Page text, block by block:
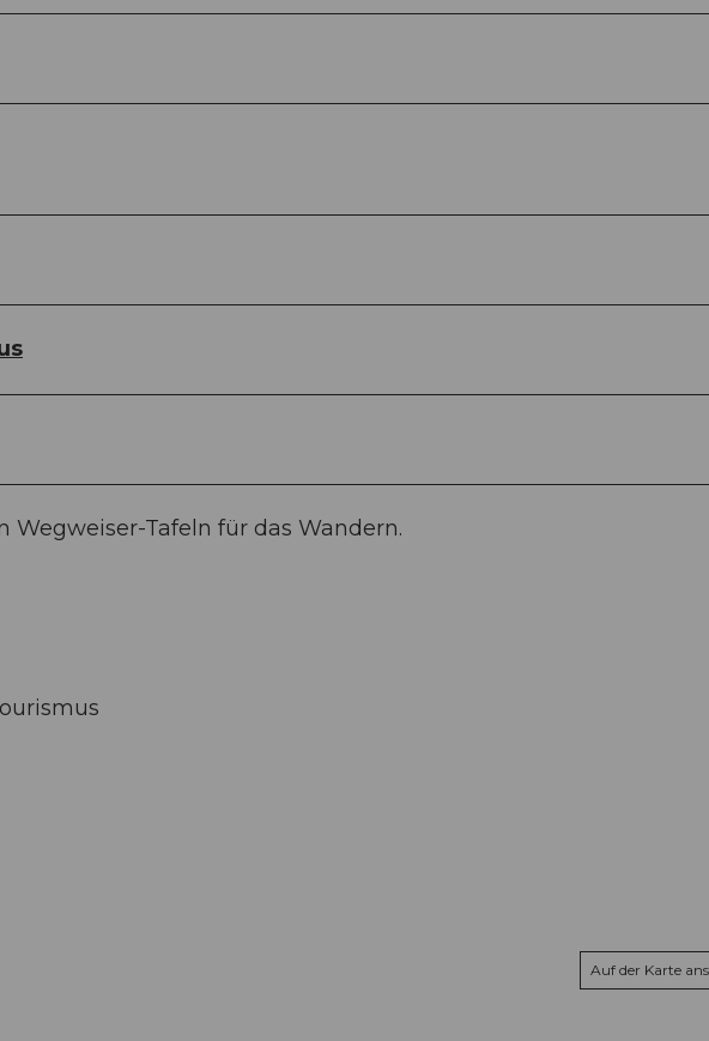
Wegweiser-Tafeln für das Wandern.
Auf der Karte